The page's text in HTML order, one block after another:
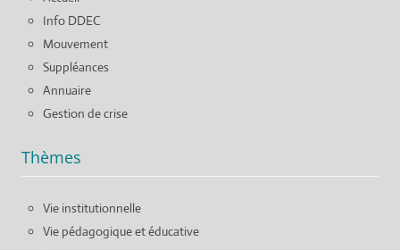
Info DDEC
Mouvement
Suppléances
Annuaire
Gestion de crise
Thèmes
Vie institutionnelle
Vie pédagogique et éducative